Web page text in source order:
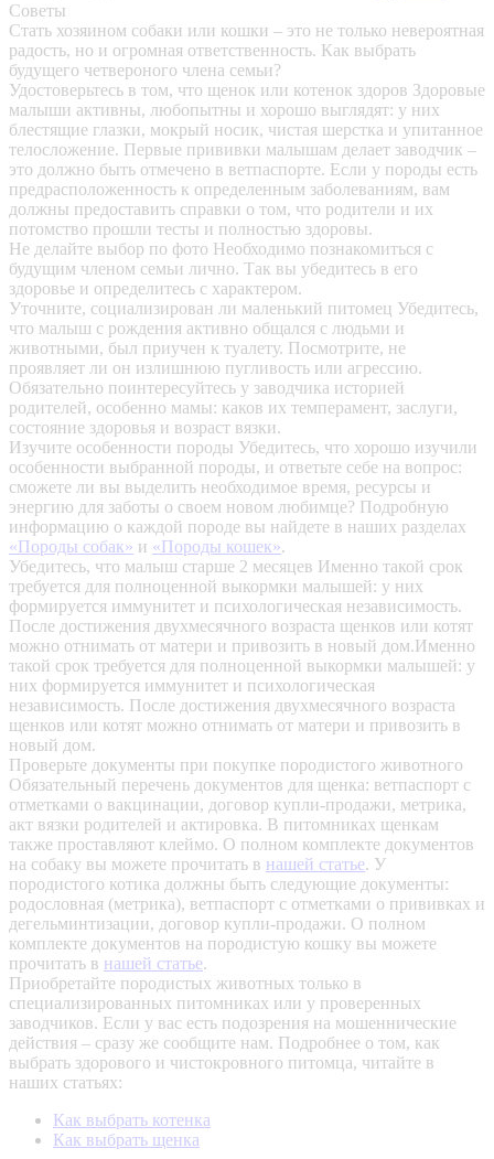
Советы
Стать хозяином собаки или кошки – это не только невероятная
радость, но и огромная ответственность. Как выбрать
будущего четвероного члена семьи?
Удостоверьтесь в том, что щенок или котенок здоров Здоровые
малыши активны, любопытны и хорошо выглядят: у них
блестящие глазки, мокрый носик, чистая шерстка и упитанное
телосложение. Первые прививки малышам делает заводчик –
это должно быть отмечено в ветпаспорте. Если у породы есть
предрасположенность к определенным заболеваниям, вам
должны предоставить справки о том, что родители и их
потомство прошли тесты и полностью здоровы.
Не делайте выбор по фото Необходимо познакомиться с
будущим членом семьи лично. Так вы убедитесь в его
здоровье и определитесь с характером.
Уточните, социализирован ли маленький питомец Убедитесь,
что малыш с рождения активно общался с людьми и
животными, был приучен к туалету. Посмотрите, не
проявляет ли он излишнюю пугливость или агрессию.
Обязательно поинтересуйтесь у заводчика историей
родителей, особенно мамы: каков их темперамент, заслуги,
состояние здоровья и возраст вязки.
Изучите особенности породы Убедитесь, что хорошо изучили
особенности выбранной породы, и ответьте себе на вопрос:
сможете ли вы выделить необходимое время, ресурсы и
энергию для заботы о своем новом любимце? Подробную
информацию о каждой породе вы найдете в наших разделах
«Породы собак» и «Породы кошек».
Убедитесь, что малыш старше 2 месяцев Именно такой срок
требуется для полноценной выкормки малышей: у них
формируется иммунитет и психологическая независимость.
После достижения двухмесячного возраста щенков или котят
можно отнимать от матери и привозить в новый дом.Именно
такой срок требуется для полноценной выкормки малышей: у
них формируется иммунитет и психологическая
независимость. После достижения двухмесячного возраста
щенков или котят можно отнимать от матери и привозить в
новый дом.
Проверьте документы при покупке породистого животного
Обязательный перечень документов для щенка: ветпаспорт с
отметками о вакцинации, договор купли-продажи, метрика,
акт вязки родителей и актировка. В питомниках щенкам
также проставляют клеймо. О полном комплекте документов
на собаку вы можете прочитать в нашей статье. У
породистого котика должны быть следующие документы:
родословная (метрика), ветпаспорт с отметками о прививках и
дегельминтизации, договор купли-продажи. О полном
комплекте документов на породистую кошку вы можете
прочитать в нашей статье.
Приобретайте породистых животных только в
специализированных питомниках или у проверенных
заводчиков. Если у вас есть подозрения на мошеннические
действия – сразу же сообщите нам. Подробнее о том, как
выбрать здорового и чистокровного питомца, читайте в
наших статьях:
Как выбрать котенка
Как выбрать щенка